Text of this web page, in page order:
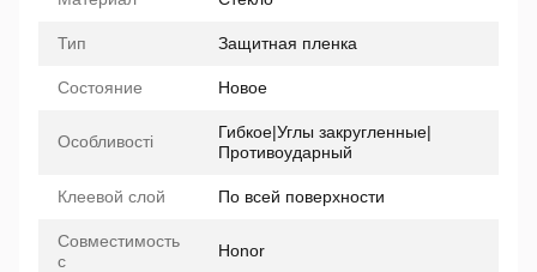
Тип Защитная пленка
Состояние Новое
Особливості
Гибкое|Углы закругленные|
Противоударный
Клеевой слой По всей поверхности
Совместимость
с
Honor